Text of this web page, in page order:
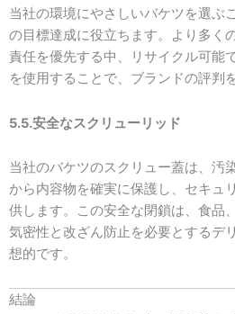
当社の環境にやさしいバケツを選ぶ
の目標達成に役立ちます。より多く
責任を優先する中、リサイクル可能
を使用することで、ブランドの評判
5.5.安全なスクリューリッド
当社のバケツのスクリュー蓋は、汚
から内容物を確実に保護し、セキュ
供します。この安全な閉鎖は、食品
気密性と改ざん防止を必要とするデ
想的です。
結論